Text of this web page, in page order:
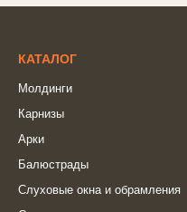
КАТАЛОГ
Молдинги
Карнизы
Арки
Балюстрады
Слуховые окна и обрамления